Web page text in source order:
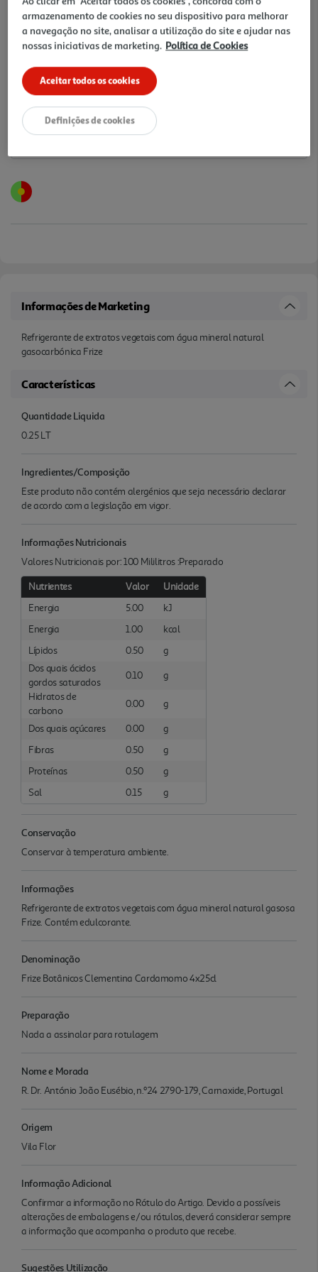
25% DESCONTO IMEDIATO INCLUÍDO
De 6/8/2026 a 19/8/2026
Preço exclusivo para clientes membros Clube Auchan,
com desconto imediato aplicado já refletido no preço
Notas de preparação
Informações de Marketing
Refrigerante de extratos vegetais com água mineral natural
gasocarbónica Frize
Características
Quantidade Liquida
0.25 LT
Ingredientes/Composição
Este produto não contém alergénios que seja necessário declarar
de acordo com a legislação em vigor.
Informações Nutricionais
Valores Nutricionais por: 100 Mililitros :Preparado
Nutrientes Valor
Unidade
Energia
5.00
kJ
Energia
1.00
kcal
Lípidos
0.50
g
Dos quais ácidos
gordos saturados
0.10
g
Hidratos de
carbono
0.00 g
Dos quais açúcares 0.00
g
Fibras
0.50
g
Proteínas
0.50
g
Sal
0.15 g
Conservação
Conservar à temperatura ambiente.
Informações
Refrigerante de extratos vegetais com água mineral natural gasosa
Frize. Contém edulcorante.
Denominação
Frize Botânicos Clementina Cardamomo 4x25cl
Preparação
Nada a assinalar para rotulagem
Nome e Morada
R. Dr. António João Eusébio, n.º24 2790-179, Carnaxide, Portugal
Origem
Vila Flor
Informação Adicional
Confirmar a informação no Rótulo do Artigo. Devido a possíveis
alterações de embalagens e/ou rótulos, deverá considerar sempre
a informação que acompanha o produto que recebe.
Sugestões Utilização
armazenamento de cookies no seu dispositivo para melhorar
a navegação no site, analisar a utilização do site e ajudar nas
nossas iniciativas de marketing. Política de Cookies
Aceitar todos os cookies
Definições de cookies